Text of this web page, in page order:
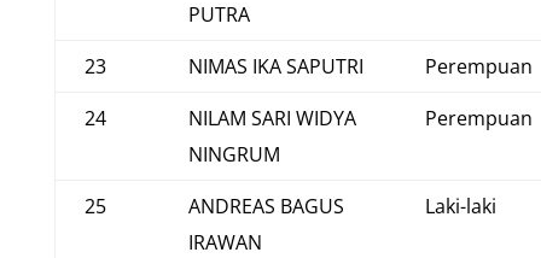
PUTRA
23 NIMAS IKA SAPUTRI
Perempuan
24
NILAM SARI WIDYA
NINGRUM
Perempuan
25
ANDREAS BAGUS
IRAWAN
Laki-laki